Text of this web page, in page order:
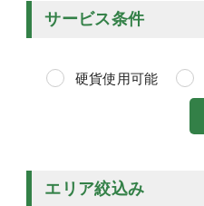
サービス条件
硬貨使用可能
エリア絞込み